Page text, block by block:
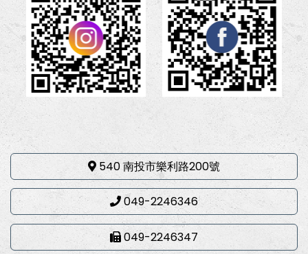
540 南投市樂利路200號
049-2246346
049-2246347